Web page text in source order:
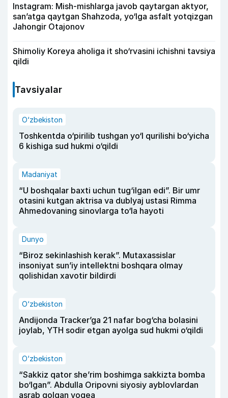
Instagram: Mish-mishlarga javob qaytargan aktyor,
san’atga qaytgan Shahzoda, yo‘lga asfalt yotqizgan
Jahongir Otajonov
Shimoliy Koreya aholiga it sho‘rvasini ichishni tavsiya
qildi
Tavsiyalar
O‘zbekiston
Toshkentda o‘pirilib tushgan yo‘l qurilishi bo‘yicha
6 kishiga sud hukmi o‘qildi
Madaniyat
“U boshqalar baxti uchun tug‘ilgan edi”. Bir umr
otasini kutgan aktrisa va dublyaj ustasi Rimma
Ahmedovaning sinovlarga to‘la hayoti
Dunyo
“Biroz sekinlashish kerak”. Mutaxassislar
insoniyat sun’iy intellektni boshqara olmay
qolishidan xavotir bildirdi
O‘zbekiston
Andijonda Tracker’ga 21 nafar bog‘cha bolasini
joylab, YTH sodir etgan ayolga sud hukmi o‘qildi
O‘zbekiston
“Sakkiz qator she’rim boshimga sakkizta bomba
bo‘lgan”. Abdulla Oripovni siyosiy ayblovlardan
asrab qolgan voqea